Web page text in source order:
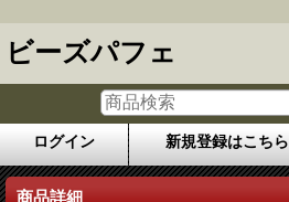
ビーズパフェ
ログイン 新規登録はこちら
商品詳細